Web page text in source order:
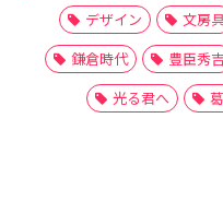
デザイン
文房
鎌倉時代
豊臣秀
光る君へ